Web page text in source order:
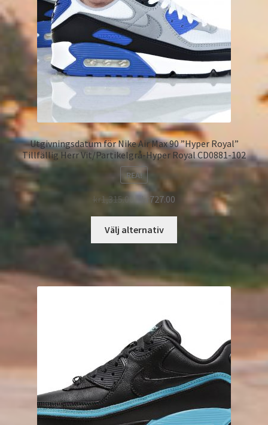
Utgivningsdatum för Nike Air Max 90 ”Hyper Royal”
Tillfällig Herr Vit/Partikelgrå-Hyper Royal CD0881-102
REA!
kr1,315.00 kr 727.00
Välj alternativ